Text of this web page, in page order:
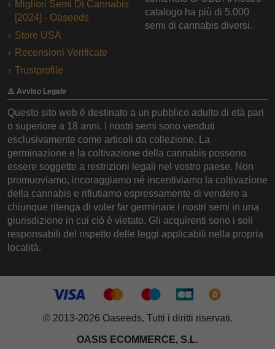
Migliori Semi Di Cannabis
[2024] - Oaseeds
Store USA
Recensioni Verificate
Trustprofile
catalogo ha più di 5.000
semi di cannabis diversi.
⚠️ Avviso Legale
Questo sito web è destinato a un pubblico adulto di età pari
o superiore a 18 anni. I nostri semi sono venduti
esclusivamente come articoli da collezione. La
germinazione e la coltivazione della cannabis possono
essere soggette a restrizioni legali nel vostro paese. Non
promuoviamo, incoraggiamo né incentiviamo la coltivazione
della cannabis e rifiutiamo espressamente di vendere a
chiunque ritenga di voler far germinare i nostri semi in una
giurisdizione in cui ciò è vietato. Gli acquirenti sono i soli
responsabili del rispetto delle leggi applicabili nella propria
località.
© 2013-2026 Oaseeds. Tutti i diritti riservati.
OASIS ECOMMERCE, S.L.